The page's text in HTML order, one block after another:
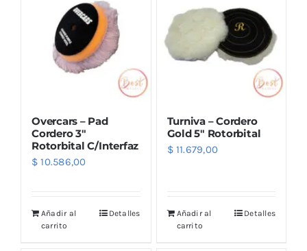
Overcars – Pad
Cordero 3″
Rotorbital C/Interfaz
$ 10.586,00
Añadir al
carrito
Detalles
Turniva – Cordero
Gold 5″ Rotorbital
$11.679,00
Añadir al
carrito
Detalles